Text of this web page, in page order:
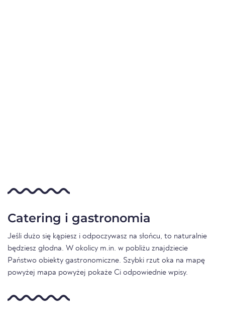
Catering i gastronomia
Jeśli dużo się kąpiesz i odpoczywasz na słońcu, to naturalnie
będziesz głodna. W okolicy m.in. w pobliżu znajdziecie
Państwo obiekty gastronomiczne. Szybki rzut oka na mapę
powyżej mapa powyżej pokaże Ci odpowiednie wpisy.